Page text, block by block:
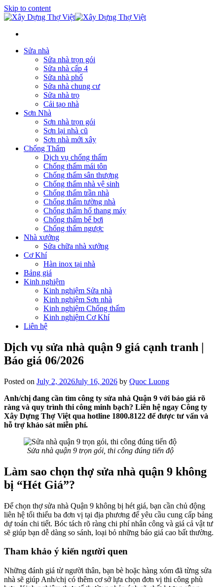
Skip to content
Sửa nhà
Sửa nhà trọn gói
Sửa nhà cấp 4
Sửa nhà phố
Sửa nhà chung cư
Sửa nhà trọ
Cải tạo nhà
Sơn Nhà
Sơn nhà trọn gói
Sơn lại nhà cũ
Sơn nhà mới xây
Chống Thấm
Dịch vụ chống thấm
Chống thấm mái tôn
Chống thấm sân thượng
Chống thấm nhà vệ sinh
Chống thấm trần nhà
Chống thấm tường nhà
Chống thấm hố thang máy
Chống thấm bể bơi
Chống thấm ngược
Nhà xưởng
Sửa chữa nhà xưởng
Cơ Khí
Hàn inox tại nhà
Bảng giá
Kinh nghiệm
Kinh nghiệm Sửa nhà
Kinh nghiệm Sơn nhà
Kinh nghiệm Chống thấm
Kinh nghiệm Cơ Khí
Liên hệ
Dịch vụ sửa nhà quận 9 giá cạnh tranh |
Báo giá 06/2026
Posted on July 2, 2026July 16, 2026 by Quoc Luong
Anh/chị đang cần tìm công ty sửa nhà Quận 9 với báo giá rõ
ràng và quy trình thi công minh bạch? Liên hệ ngay Công ty
Xây Dựng Thợ Việt qua hotline 1800.8122 để được tư vấn và
hỗ trợ khảo sát miễn phí.
Sửa nhà quận 9 trọn gói, thi công đúng tiến độ
Làm sao chọn thợ sửa nhà quận 9 không
bị “Hét Giá”?
Để chọn thợ sửa nhà Quận 9 không bị hét giá, bạn cần chủ động
liên hệ tối thiểu ba đơn vị tại địa phương để yêu cầu cung cấp bảng
dự toán chi tiết. Bóc tách rõ ràng chi phí nhân công và giá cả vật tư
sẽ giúp bạn dễ dàng so sánh, loại bỏ những báo giá cao bất thường.
Tham khảo ý kiến người quen
Những đánh giá từ người thân, bạn bè hoặc hàng xóm đã từng sửa
nhà sẽ giúp Anh/chị có thêm cơ sở lựa chọn đơn vị thi công phù